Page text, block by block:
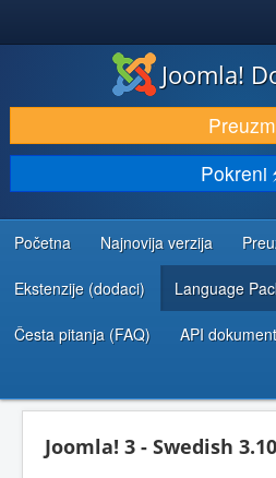
PREUZIMANJE I PROŠIRENJA
OTKRIJTE I NAUČITE
ZAJEDNICA I PODRŠKA
RESURSI ZA RAZVOJ
Joomla!
Pokreni
Početna Najnovija verzija
Ekstenzije (dodaci) Language
Česta pitanja (FAQ) API
Joomla! 3 - Swedish